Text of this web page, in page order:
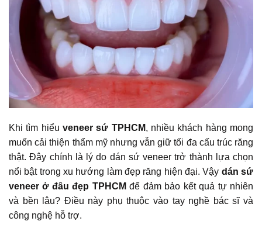
Khi tìm hiểu veneer sứ TPHCM, nhiều khách hàng mong
muốn cải thiện thẩm mỹ nhưng vẫn giữ tối đa cấu trúc răng
thật. Đây chính là lý do dán sứ veneer trở thành lựa chọn
nổi bật trong xu hướng làm đẹp răng hiện đại. Vậy dán sứ
veneer ở đâu đẹp TPHCM để đảm bảo kết quả tự nhiên
và bền lâu? Điều này phụ thuộc vào tay nghề bác sĩ và
công nghệ hỗ trợ.